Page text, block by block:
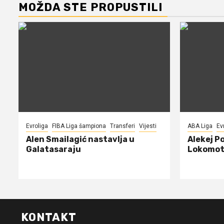
MOŽDA STE PROPUSTILI
Evroliga FIBA Liga šampiona Transferi Vijesti
Alen Smailagić nastavlja u
Galatasaraju
ABA Liga
Alekej
KONTAKT